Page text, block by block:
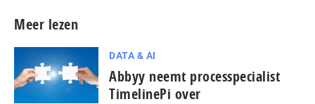
Meer lezen
DATA & AI
Abbyy neemt processpecialist
TimelinePi over